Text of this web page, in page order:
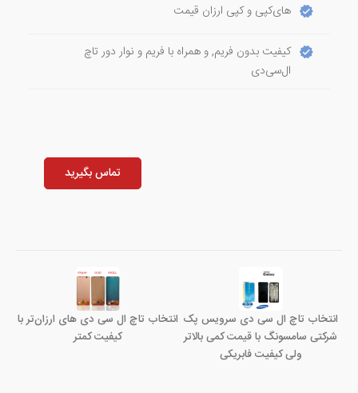
های‌کپی و کپی ارزان قیمت
کیفیت بدون فریم, و همراه با فریم و نوار دور تاچ
ال‌سی‌دی
تماس بگیرید
انتخاب تاچ ال سی دی سرویس پک
شرکتی سامسونگ با قیمت کمی بالاتر
ولی کیفیت فابریکی
انتخاب تاچ ال سی دی های ارزان‌تر با
کیفیت کمتر